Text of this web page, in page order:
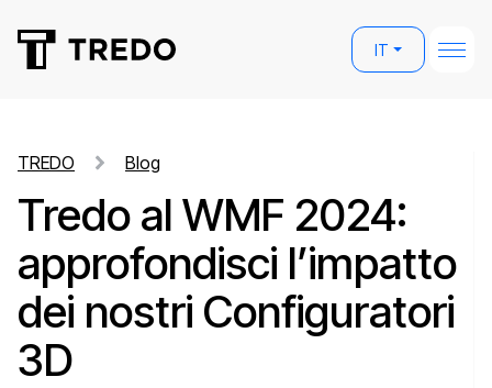
IT
TREDO Blog
Tredo al WMF 2024:
approfondisci l’impatto
dei nostri Configuratori
3D